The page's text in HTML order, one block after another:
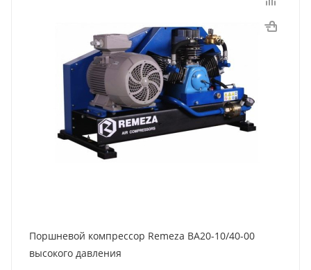
Поршневой компрессор Remeza ВА20-10/40-00
высокого давления